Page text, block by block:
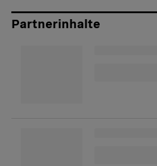
Partnerinhalte